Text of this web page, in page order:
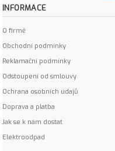
INFORMACE
O firmě
Obchodní podmínky
Reklamační podmínky
Odstoupení od smlouvy
Ochrana osobních údajů
Doprava a platba
Jak se k nám dostat
Elektroodpad